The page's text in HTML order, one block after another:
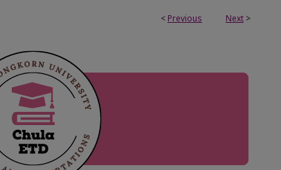
< Previous Next >